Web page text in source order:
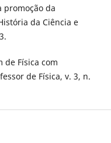
promoção da
da Ciência e
de Física com
de Física, v. 3, n.